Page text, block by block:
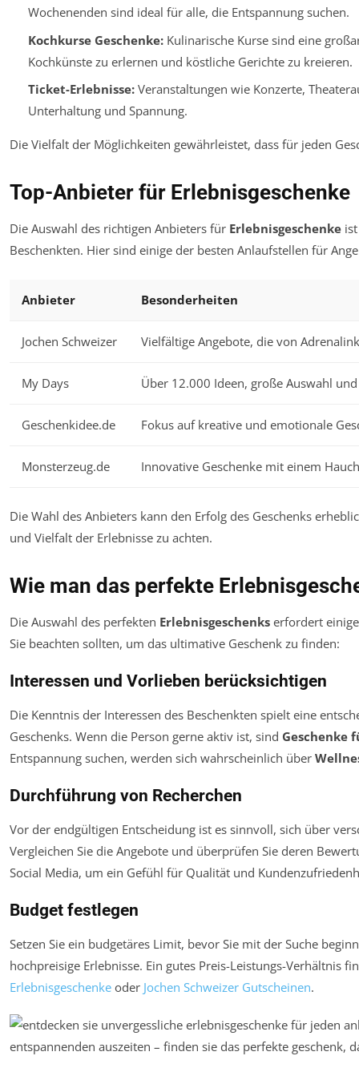
Wochenenden sind ideal für alle, die Entspannung suchen.
Kochkurse Geschenke:Kulinarische Kurse sind eine
Kochkünste zu erlernen und köstliche Gerichte zu kreieren.
Ticket-Erlebnisse:Veranstaltungen wie Konzerte,
Unterhaltung und Spannung.
Die Vielfalt der Möglichkeiten gewährleistet, dass für jeden
Top-Anbieter für Erlebnisgeschenke
Die Auswahl des richtigen Anbieters für Erlebnisgeschenke
Beschenkten. Hier sind einige der besten Anlaufstellen für
Anbieter Besonderheiten
Jochen Schweizer Vielfältige Angebote, die von
My Days Über 12.000 Ideen, große Auswahl
Geschenkidee.de Fokus auf kreative und emotionale
Monsterzeug.de Innovative Geschenke mit einem
Die Wahl des Anbieters kann den Erfolg des Geschenks
und Vielfalt der Erlebnisse zu achten.
Wie man das perfekte
Die Auswahl des perfekten Erlebnisgeschenks erfordert
Sie beachten sollten, um das ultimative Geschenk zu finden:
Interessen und Vorlieben berücksichtigen
Die Kenntnis der Interessen des Beschenkten spielt eine
Geschenks. Wenn die Person gerne aktiv ist, sind Geschenke
Entspannung suchen, werden sich wahrscheinlich über
Durchführung von Recherchen
Vor der endgültigen Entscheidung ist es sinnvoll, sich über
Vergleichen Sie die Angebote und überprüfen Sie deren
Social Media, um ein Gefühl für Qualität und
Budget festlegen
Setzen Sie ein budgetäres Limit, bevor Sie mit der Suche
hochpreisige Erlebnisse. Ein gutes Preis-Leistungs-Verhältnis
Erlebnisgeschenke oder Jochen Schweizer Gutscheinen.